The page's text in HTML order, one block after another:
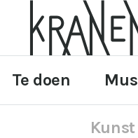
Te doen